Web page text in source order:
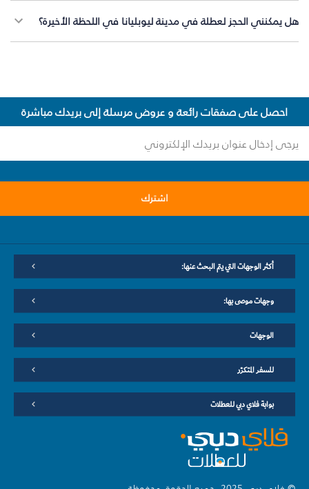
هل يمكنني الحجز لعطلة في مدينة ليوبليانا في اللحظة الأخيرة؟
احصل على صفقات رائعة و عروض مرسلة إلى بريدك مباشرة
اشترك
أكثر الوجهات التي يتم البحث عنها:
وجهات موصى بها:
الوجهات
للسفر المتكرّر
بوابة فلاي دبي للعطلات